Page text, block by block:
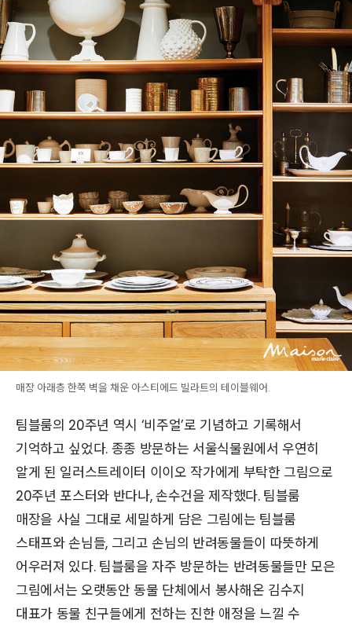
매장 아래층 한쪽 벽을 채운 아스티에드 빌라트의 테이블웨어.
팀블룸의 20주년 역시 ‘비주얼’로 기념하고 기록해서
기억하고 싶었다. 종종 방문하는 서울식물원에서 우연히
알게 된 일러스트레이터 이이오 작가에게 부탁한 그림으로
20주년 포스터와 반다나, 손수건을 제작했다. 팀블룸
매장을 사실 그대로 세밀하게 담은 그림에는 팀블룸
스태프와 손님들, 그리고 손님의 반려동물들이 따뜻하게
어우러져 있다. 팀블룸을 자주 방문하는 반려동물들만 모은
그림에서는 오랫동안 동물 단체에서 봉사해온 김수지
대표가 동물 친구들에게 전하는 진한 애정을 느낄 수